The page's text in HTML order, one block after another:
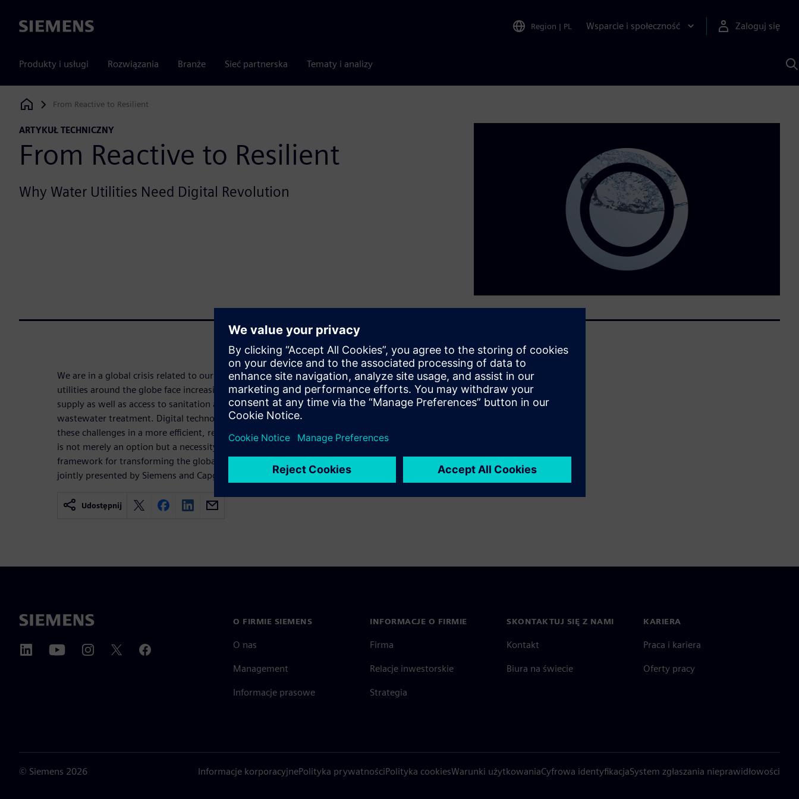
Siemens Region | PL Wsparcie i społeczność Zaloguj się
Produkty i usługi Rozwiązania Branże Sieć partnerska Tematy i analizy
Siemens Digital Industries Software
From Reactive to Resilient
ARTYKUŁ TECHNICZNY
From Reactive to Resilient
Why Water Utilities Need Digital Revolution
We are in a global crisis related to our most precious resource—water. Water
utilities around the globe face increasing challenges to ensure secure water
supply as well as access to sanitation and reliable and environmentally safe
wastewater treatment. Digital technologies provide the opportunity to address
these challenges in a more efficient, resilient and sustainable way. Digitalization
is not merely an option but a necessity. This white paper outlines a strategic
framework for transforming the global water sector through digital innovation,
jointly presented by Siemens and Capgemini.
Udostępnij
O FIRMIE SIEMENS
O nas
Management
Informacje prasowe
INFORMACJE O FIRMIE
Firma
Relacje inwestorskie
Strategia
SKONTAKTUJ SIĘ Z NAMI
Kontakt
Biura na świecie
KARIERA
Praca i kariera
Oferty pracy
© Siemens 2026 Informacje korporacyjnePolityka prywatnościPolityka cookiesWarunki użytkowaniaCyfrowa identyfikacjaSystem zgłaszania nieprawidłowości